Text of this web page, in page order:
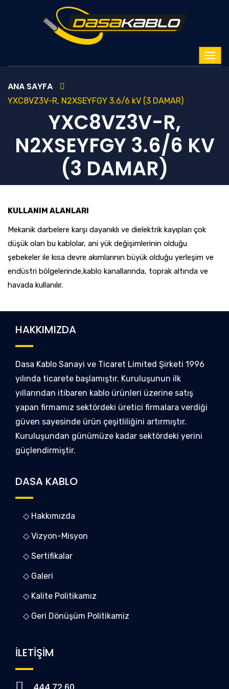
ANA SAYFA
YXC8VZ3V-R, N2XSEYFGY 3.6/6 kV (3 DAMAR)
YXC8VZ3V-R,
N2XSEYFGY 3.6/6 KV
(3 DAMAR)
KULLANIM ALANLARI
Mekanik darbelere karşı dayanıklı ve dielektrik kayıpları çok
düşük olan bu kablolar, ani yük değişimlerinin olduğu
şebekeler ile kısa devre akımlarının büyük olduğu yerleşim ve
endüstri bölgelerinde,kablo kanallarında, toprak altında ve
havada kullanılır.
HAKKIMIZDA
Dasa Kablo Sanayi ve Ticaret Limited Şirketi 1996
yılında ticarete başlamıştır. Kuruluşunun ilk
yıllarından itibaren kablo ürünleri üzerine satış
yapan firmamız sektördeki üretici firmalara verdiği
güven sayesinde ürün çeşitliliğini artırmıştır.
Kuruluşundan günümüze kadar sektördeki yerini
güçlendirmiştir.
DASA KABLO
◇ Hakkımızda
◇ Vizyon-Misyon
◇ Sertifikalar
◇ Galeri
◇ Kalite Politikamız
◇ Geri Dönüşüm Politikamiz
İLETİŞİM